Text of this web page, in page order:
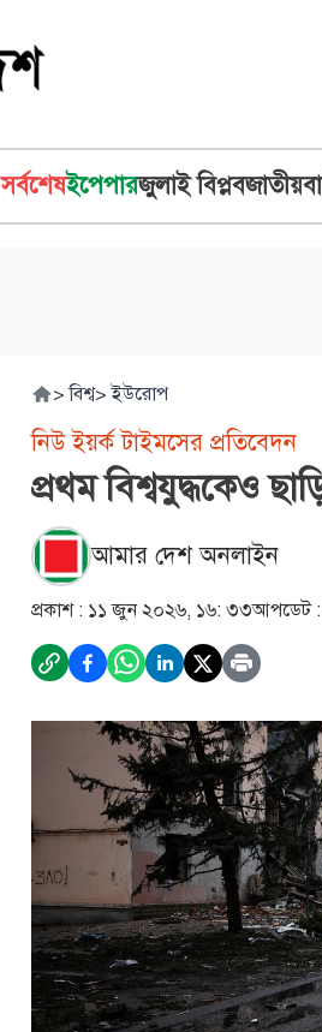
সর্বশেষইপেপারজুলাই বিপ্লবজাতীয়
> বিশ্ব> ইউরোপ
নিউ ইয়র্ক টাইমসের প্রতিবেদন
প্রথম বিশ্বযুদ্ধকেও
আমার দেশ অনলাইন
প্রকাশ : ১১ জুন ২০২৬, ১৬: ৩৩আপডেট :